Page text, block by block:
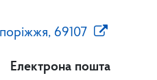
69107
Електрона пошта